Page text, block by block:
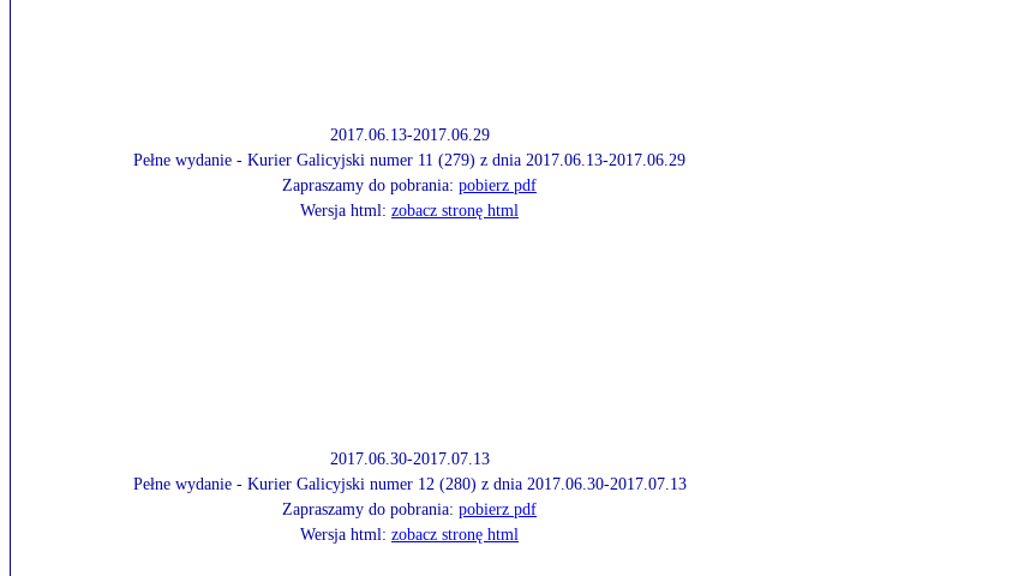
2017.06.13-2017.06.29
Pełne wydanie - Kurier Galicyjski numer 11 (279) z dnia 2017.06.13-2017.06.29
Zapraszamy do pobrania: pobierz pdf
Wersja html: zobacz stronę html
2017.06.30-2017.07.13
Pełne wydanie - Kurier Galicyjski numer 12 (280) z dnia 2017.06.30-2017.07.13
Zapraszamy do pobrania: pobierz pdf
Wersja html: zobacz stronę html